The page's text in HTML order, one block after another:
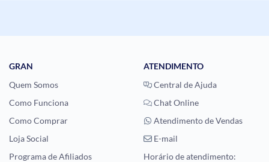
GRAN
Quem Somos
Como Funciona
Como Comprar
Loja Social
Programa de Afiliados
ATENDIMENTO
Central de Ajuda
Chat Online
Atendimento de Vendas
E-mail
Horário de atendimento: